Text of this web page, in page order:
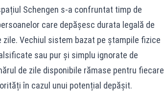
Schengen s-a confruntat timp de
care depășesc durata legală de
zile. Vechiul sistem bazat pe ștampile fizice
sau pur și simplu ignorate de
de zile disponibile rămase pentru fiecare
în cazul unui potențial depășit.